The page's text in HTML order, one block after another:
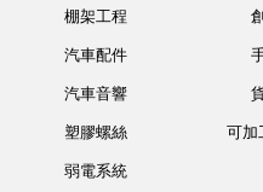
棚架工程
汽車配件
汽車音響
塑膠螺絲 可加
弱電系統